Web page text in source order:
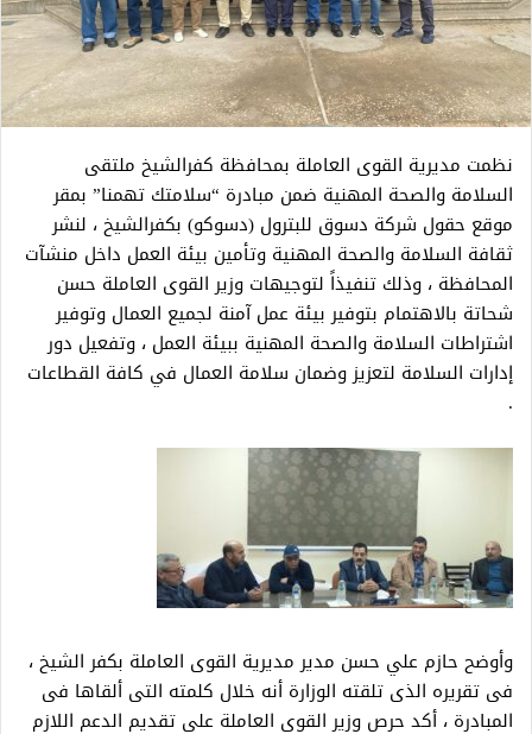
نظمت مديرية القوى العاملة بمحافظة كفرالشيخ ملتقى
السلامة والصحة المهنية ضمن مبادرة “سلامتك تهمنا” بمقر
موقع حقول شركة دسوق للبترول (دسوكو) بكفرالشيخ ، لنشر
ثقافة السلامة والصحة المهنية وتأمين بيئة العمل داخل منشآت
المحافظة ، وذلك تنفيذاً لتوجيهات وزير القوى العاملة حسن
شحاتة بالاهتمام بتوفير بيئة عمل آمنة لجميع العمال وتوفير
اشتراطات السلامة والصحة المهنية ببيئة العمل ، وتفعيل دور
إدارات السلامة لتعزيز وضمان سلامة العمال في كافة القطاعات
.
وأوضح حازم علي حسن مدير مديرية القوى العاملة بكفر الشيخ ،
فى تقريره الذى تلقته الوزارة أنه خلال كلمته التى ألقاها فى
المبادرة ، أكد حرص وزير القوى العاملة على تقديم الدعم اللازم